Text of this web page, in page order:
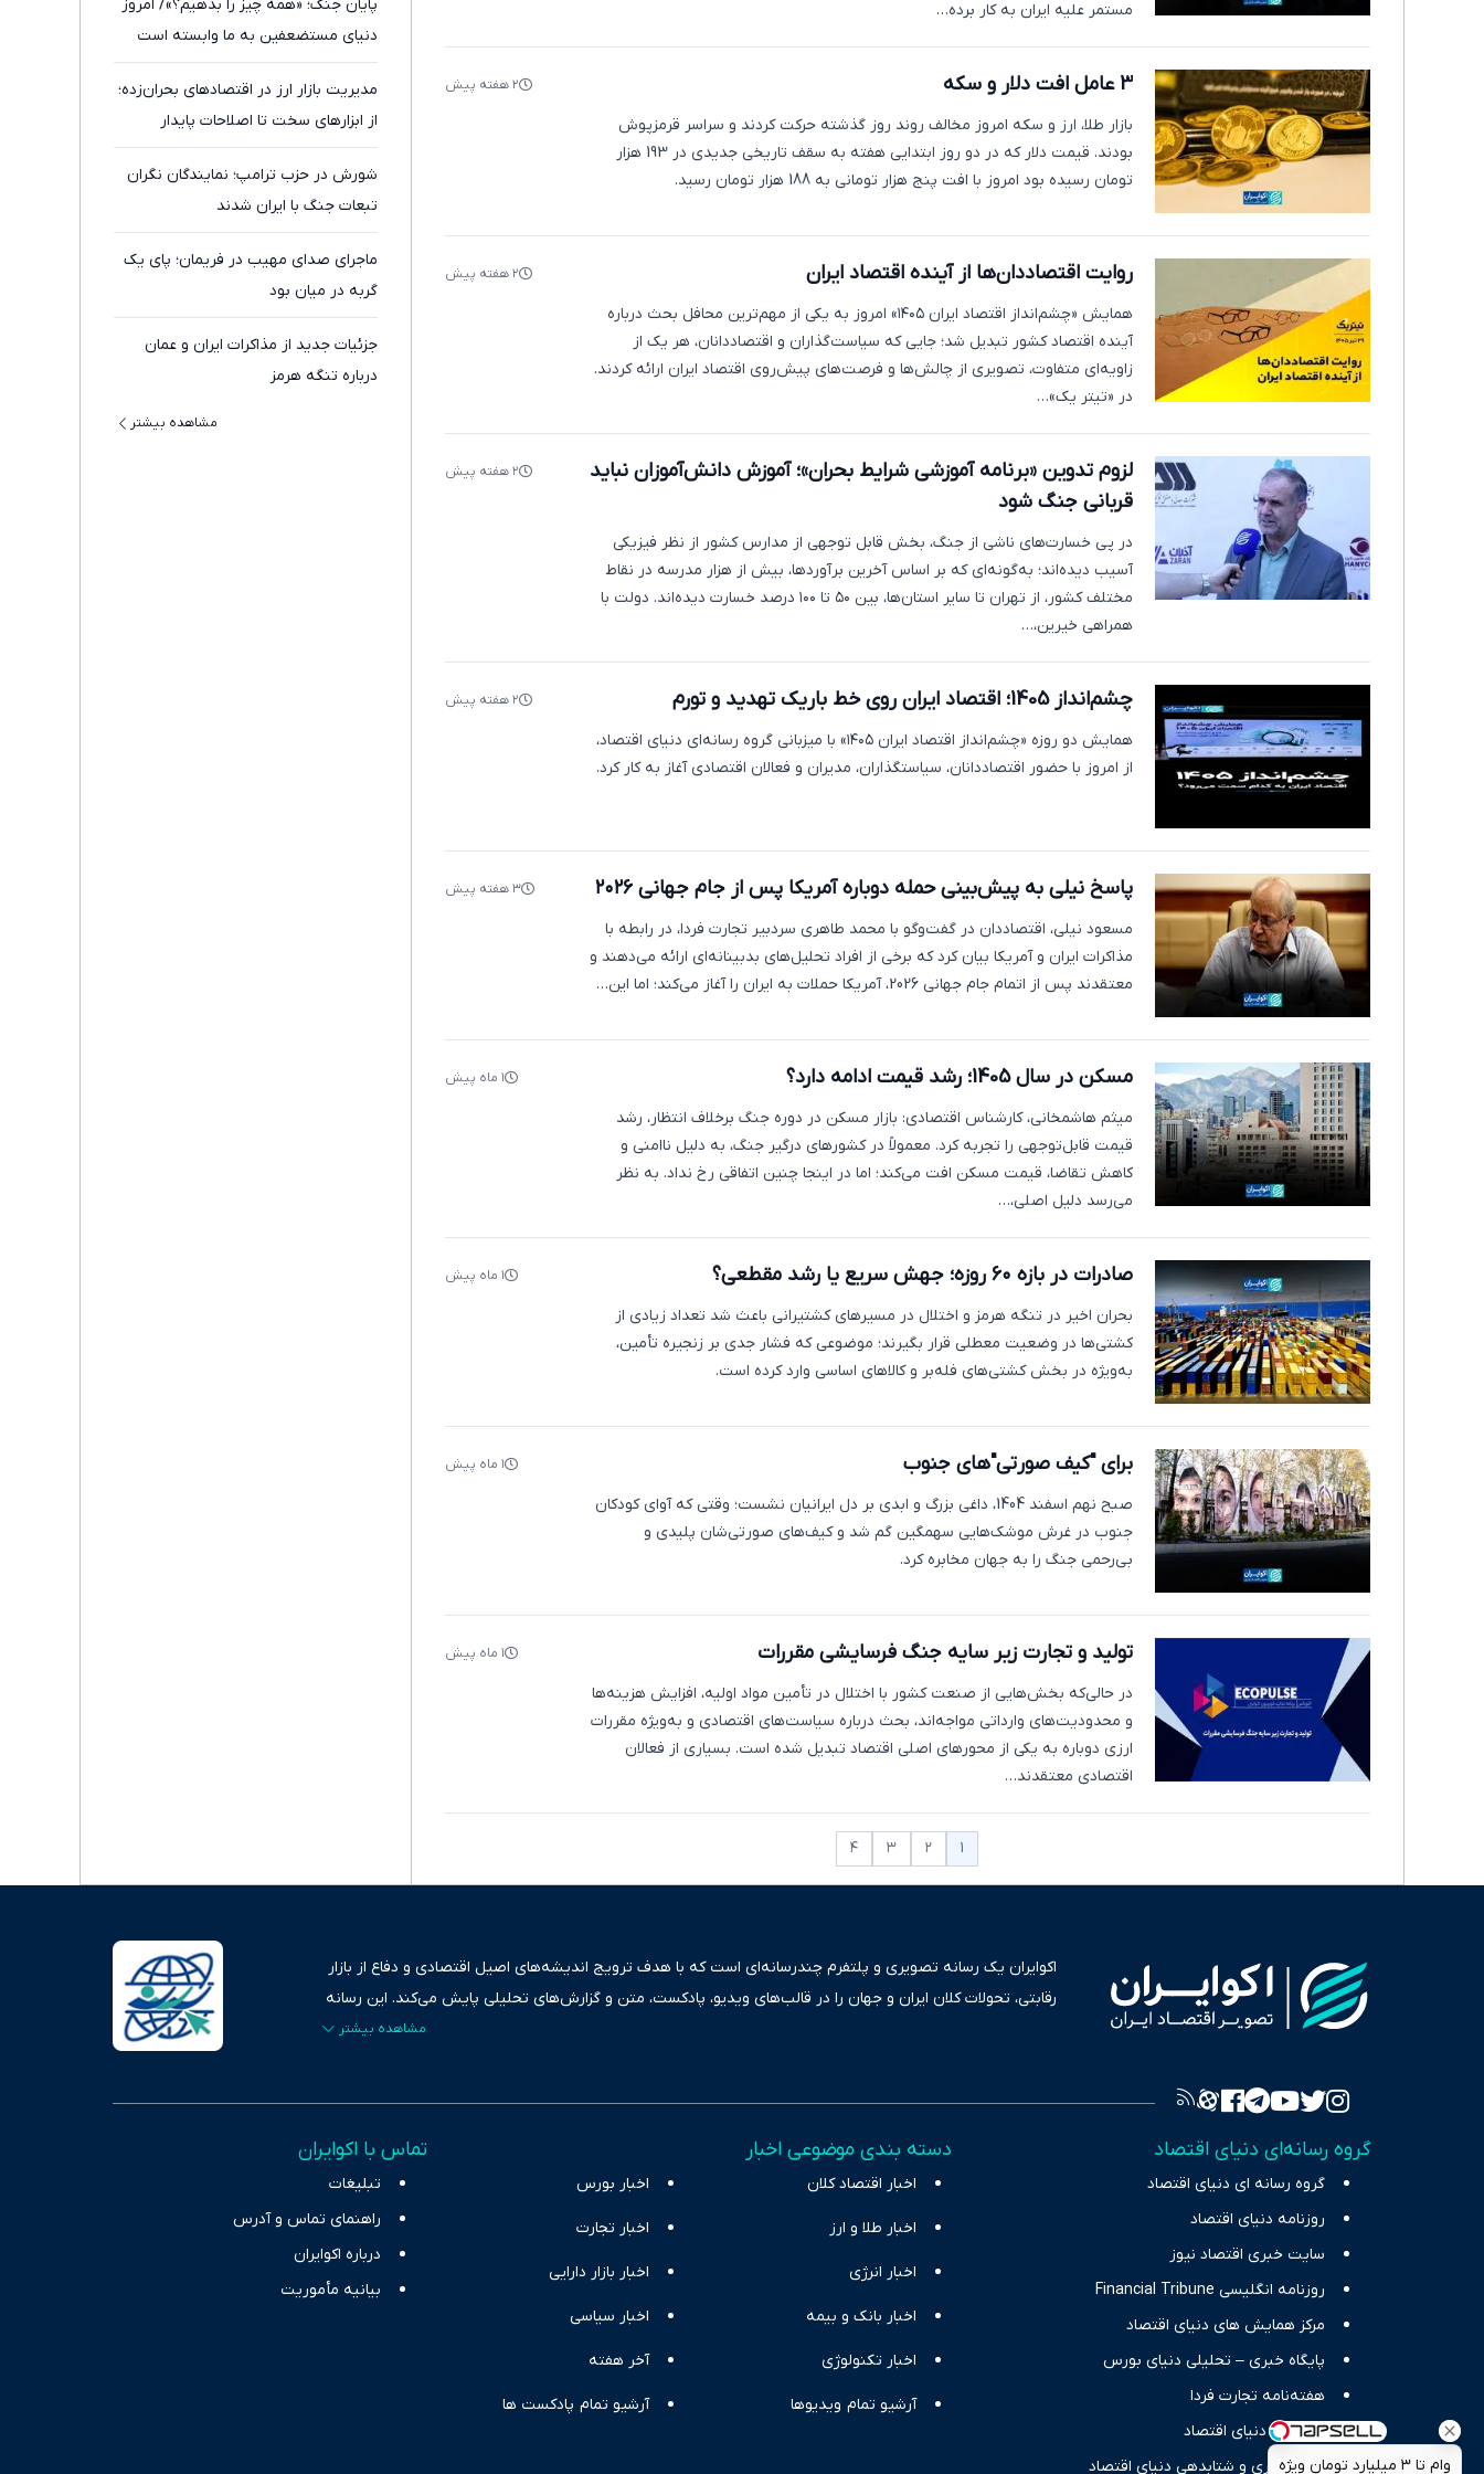
وام تا ۳ میلیارد تومان ویژه
مستمر علیه ایران به کار برده…
۲ هفته پیش 3 عامل افت دلار و سکه
بازار طلا، ارز و سکه امروز مخالف روند روز گذشته حرکت کردند و سراسر قرمزپوش
بودند. قیمت دلار که در دو روز ابتدایی هفته به سقف تاریخی جدیدی در 193 هزار
تومان رسیده بود امروز با افت پنج هزار تومانی به 188 هزار تومان رسید.
۲ هفته پیش روایت اقتصاددان‌ها از آینده اقتصاد ایران
همایش «چشم‌انداز اقتصاد ایران ۱۴۰۵» امروز به یکی از مهم‌ترین محافل بحث درباره
آینده اقتصاد کشور تبدیل شد؛ جایی که سیاست‌گذاران و اقتصاددانان، هر یک از
زاویه‌ای متفاوت، تصویری از چالش‌ها و فرصت‌های پیش‌روی اقتصاد ایران ارائه کردند.
در «تیتر یک»…
۲ هفته پیش
لزوم تدوین «برنامه آموزشی شرایط بحران»؛ آموزش دانش‌آموزان نباید
قربانی جنگ شود
در پی خسارت‌های ناشی از جنگ، بخش قابل توجهی از مدارس کشور از نظر فیزیکی
آسیب دیده‌اند؛ به‌گونه‌ای که بر اساس آخرین برآوردها، بیش از هزار مدرسه در نقاط
مختلف کشور، از تهران تا سایر استان‌ها، بین ۵۰ تا ۱۰۰ درصد خسارت دیده‌اند. دولت با
همراهی خیرین،…
۲ هفته پیش چشم‌انداز 1405؛ اقتصاد ایران روی خط باریک تهدید و تورم
همایش دو روزه «چشم‌انداز اقتصاد ایران ۱۴۰۵» با میزبانی گروه رسانه‌ای دنیای اقتصاد،
از امروز با حضور اقتصاددانان، سیاستگذاران، مدیران و فعالان اقتصادی آغاز به کار کرد.
۳ هفته پیش پاسخ نیلی به پیش‌بینی حمله دوباره آمریکا پس از جام جهانی ۲۰۲۶
مسعود نیلی، اقتصاددان در گفت‌وگو با محمد طاهری سردبیر تجارت فردا، در رابطه با
مذاکرات ایران و آمریکا بیان کرد که برخی از افراد تحلیل‌های بدبینانه‌ای ارائه می‌دهند و
معتقدند پس از اتمام جام جهانی 2026، آمریکا حملات به ایران را آغاز می‌کند؛ اما این…
۱ ماه پیش مسکن در سال 1405؛ رشد قیمت ادامه دارد؟
میثم هاشمخانی، کارشناس اقتصادی: بازار مسکن در دوره جنگ برخلاف انتظار، رشد
قیمت قابل‌توجهی را تجربه کرد. معمولاً در کشورهای درگیر جنگ، به دلیل ناامنی و
کاهش تقاضا، قیمت مسکن افت می‌کند؛ اما در اینجا چنین اتفاقی رخ نداد. به نظر
می‌رسد دلیل اصلی،…
۱ ماه پیش صادرات در بازه ۶۰ روزه؛ جهش سریع یا رشد مقطعی؟
بحران اخیر در تنگه هرمز و اختلال در مسیرهای کشتیرانی باعث شد تعداد زیادی از
کشتی‌ها در وضعیت معطلی قرار بگیرند؛ موضوعی که فشار جدی بر زنجیره تأمین،
به‌ویژه در بخش کشتی‌های فله‌بر و کالاهای اساسی وارد کرده است.
۱ ماه پیش برای "کیف صورتی"های جنوب
صبح نهم اسفند 1404، داغی بزرگ و ابدی بر دل ایرانیان نشست؛ وقتی که آوای کودکان
جنوب در غرش موشک‌هایی سهمگین گم شد و کیف‌های صورتی‌شان پلیدی و
بی‌رحمی جنگ را به جهان مخابره کرد.
۱ ماه پیش تولید و تجارت زیر سایه جنگ فرسایشی مقررات
در حالی‌که بخش‌هایی از صنعت کشور با اختلال در تأمین مواد اولیه، افزایش هزینه‌ها
و محدودیت‌های وارداتی مواجه‌اند، بحث درباره سیاست‌های اقتصادی و به‌ویژه مقررات
ارزی دوباره به یکی از محورهای اصلی اقتصاد تبدیل شده است. بسیاری از فعالان
اقتصادی معتقدند…
۱ ۲ ۳ ۴
پایان جنگ؛ «همه چیز را بدهیم؟»/ امروز
دنیای مستضعفین به ما وابسته است
مدیریت بازار ارز در اقتصادهای بحران‌زده؛
از ابزارهای سخت تا اصلاحات پایدار
شورش در حزب ترامپ؛ نمایندگان نگران
تبعات جنگ با ایران شدند
ماجرای صدای مهیب در فریمان؛ پای یک
گربه در میان بود
جزئیات جدید از مذاکرات ایران و عمان
درباره تنگه هرمز
مشاهده بیشتر
اکوایران یک رسانه تصویری و پلتفرم چندرسانه‌ای است که با هدف ترویج اندیشه‌های اصیل اقتصادی و دفاع از بازار
رقابتی، تحولات کلان ایران و جهان را در قالب‌های ویدیو، پادکست، متن و گزارش‌های تحلیلی پایش می‌کند. این رسانه
به عنوان منبعی دقیق و قابل اعتماد، فراتر از اطلاع‌رسانی صرف، به تبیین سیاست‌ها و کارکردهای بازارهای مالی،
چالش‌های فقر و بیکاری را جست‌وجو کرده و در کنار تحلیل آمارها، نیازهای خبری مخاطبان در حوزه‌های اثرگذار بر
اقتصاد را با رویکردی حرفه‌ای و روزآمد پوشش می‌دهیم.
گروه رسانه‌ای دنیای اقتصاد
گروه رسانه ای دنیای اقتصاد
روزنامه دنیای اقتصاد
سایت خبری اقتصاد نیوز
روزنامه انگلیسی Financial Tribune
مرکز همایش های دنیای اقتصاد
پایگاه خبری – تحلیلی دنیای بورس
هفته‌نامه تجارت فردا
انتشارات دنیای اقتصاد
مرکز نوآوری و شتابدهی دنیای اقتصاد
دسته بندی موضوعی اخبار
اخبار اقتصاد کلان اخبار بورس
اخبار طلا و ارز اخبار تجارت
اخبار انرژی اخبار بازار دارایی
اخبار بانک و بیمه اخبار سیاسی
اخبار تکنولوژی آخر هفته
آرشیو تمام ویدیوها آرشیو تمام پادکست ها
تماس با اکوایران
تبلیغات
راهنمای تماس و آدرس
درباره اکوایران
بیانیه مأموریت